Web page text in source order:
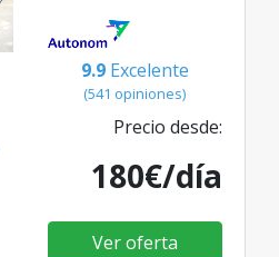
9.9 Excelente
(541 opiniones)
Precio desde:
180€/día
Ver oferta